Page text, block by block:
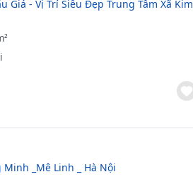
Giá - Vị Trí Siêu Đẹp Trung Tâm Xã Kim
_Mê Linh _ Hà Nội